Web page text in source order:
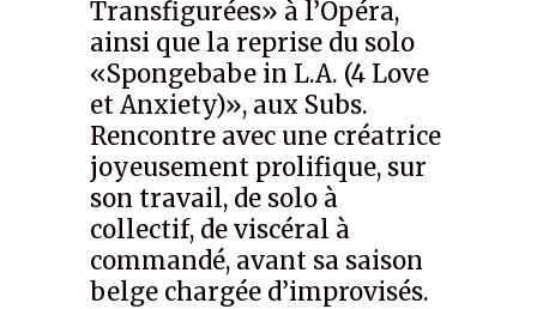
Transfigurées» à l’Opéra,
ainsi que la reprise du solo
«Spongebabe in L.A. (4 Love
et Anxiety)», aux Subs.
Rencontre avec une créatrice
joyeusement prolifique, sur
son travail, de solo à
collectif, de viscéral à
commandé, avant sa saison
belge chargée d’improvisés.